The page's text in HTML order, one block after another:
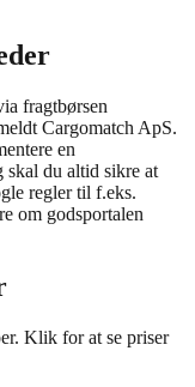
fragtbørsen
Cargomatch ApS.
en
skal du altid sikre at
regler til f.eks.
om godsportalen
Klik for at se priser